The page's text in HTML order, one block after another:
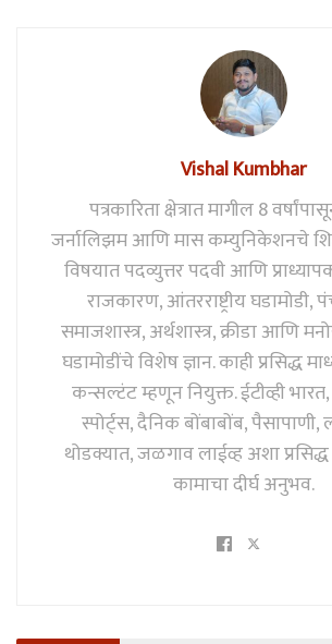
Vishal Kumbhar
पत्रकारिता क्षेत्रात मागील 8
जर्नालिझम आणि मास कम्युनिकेशनचे
विषयात पदव्युत्तर पदवी आणि
राजकारण, आंतरराष्ट्रीय घडामोडी,
समाजशास्त्र, अर्थशास्त्र, क्रीडा आणि
घडामोडींचे विशेष ज्ञान. काही प्रसिद्ध
कन्सल्टंट म्हणून नियुक्त. ईटीव्ही
स्पोर्ट्स, दैनिक बोंबाबोंब,
थोडक्यात, जळगाव लाईव्ह अशा
कामाचा दीर्घ अनुभव.